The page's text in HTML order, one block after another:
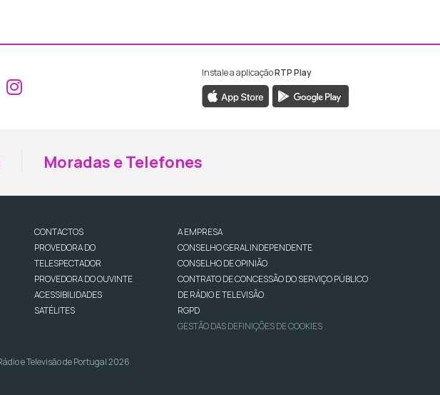
Aceder ao Facebook da RTP Madeira
Aceder ao Instagram da RTP Madeira
Instale a aplicaçãoRTP Play
Moradas e Telefones
CONTACTOS
PROVEDORA DO
TELESPECTADOR
PROVEDORA DO OUVINTE
ACESSIBILIDADES
SATÉLITES
A EMPRESA
CONSELHO GERAL INDEPENDENTE
CONSELHO DE OPINIÃO
CONTRATO DE CONCESSÃO DO SERVIÇO PÚBLICO
DE RÁDIO E TELEVISÃO
RGPD
GESTÃO DAS DEFINIÇÕES DE COOKIES
e Televisão de Portugal 2026